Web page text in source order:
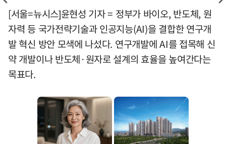
[서울=뉴시스]윤현성 기자 = 정부가 바이오, 반도체, 원
자력 등 국가전략기술과 인공지능(AI)을 결합한 연구개
발 혁신 방안 모색에 나섰다. 연구개발에 AI를 접목해 신
약 개발이나 반도체·원자로 설계의 효율을 높여간다는
목표다.